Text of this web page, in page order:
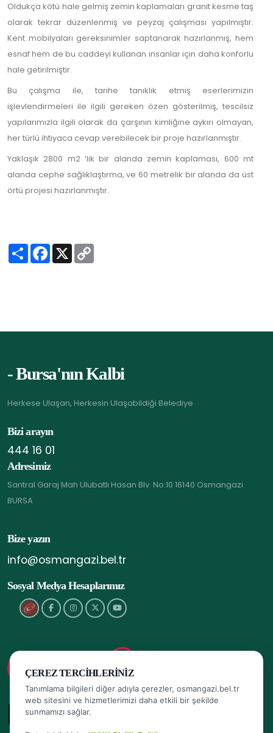
Oldukça kötü hale gelmiş zemin kaplamaları granit kesme taş
olarak tekrar düzenlenmiş ve peyzaj çalışması yapılmıştır.
Kent mobilyaları gereksinimler saptanarak hazırlanmış, hem
esnaf hem de bu caddeyi kullanan insanlar için daha konforlu
hale getirilmiştir.
Bu çalışma ile, tarihe tanıklık etmiş eserlerimizin
işlevlendirmeleri ile ilgili gereken özen gösterilmiş, tescilsiz
yapılarımızla ilgili olarak da çarşının kimliğine aykırı olmayan,
her türlü ihtiyaca cevap verebilecek bir proje hazırlanmıştır.
Yaklaşık 2800 m2 ‘lik bir alanda zemin kaplaması, 600 mt
alanda cephe sağlıklaştırma, ve 60 metrelik bir alanda da üst
örtü projesi hazırlanmıştır.
S
F
X
- Bursa'nın Kalbi
Herkese Ulaşan, Herkesin Ulaşabildiği Belediye
Bizi arayın
444 16 01
Adresimiz
Santral Garaj Mah Ulubatlı Hasan Blv. No:10 16140 Osmangazi
BURSA
Bize yazın
info@osmangazi.bel.tr
Sosyal Medya Hesaplarımız
ÇEREZ TERCIHLERINIZ
Tanımlama bilgileri diğer adıyla çerezler, osmangazi.bel.tr
web sitesini ve hizmetlerimizi daha etkili bir şekilde
sunmamızı sağlar.